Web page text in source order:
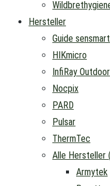
Hersteller
Guide sensmart
HIKmicro
InfiRay Outdoor
Nocpix
PARD
Pulsar
ThermTec
Alle Hersteller
Armytek